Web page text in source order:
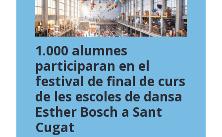
1.000 alumnes
participaran en el
festival de final de curs
de les escoles de dansa
Esther Bosch a Sant
Cugat